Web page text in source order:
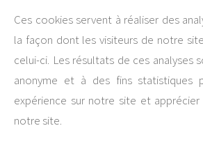
Ces cookies servent à réaliser des
la façon dont les visiteurs de notre
celui-ci. Les résultats de ces analyses
anonyme et à des fins statistiques
expérience sur notre site et apprécier
notre site.